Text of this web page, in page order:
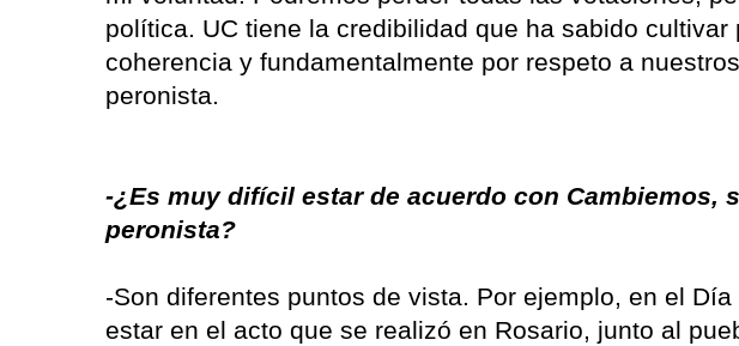
política. UC tiene la credibilidad que ha sabido cultivar
coherencia y fundamentalmente por respeto a
peronista.
-¿Es muy difícil estar de acuerdo con Cambiemos,
peronista?
-Son diferentes puntos de vista. Por ejemplo, en el
estar en el acto que se realizó en Rosario, junto al